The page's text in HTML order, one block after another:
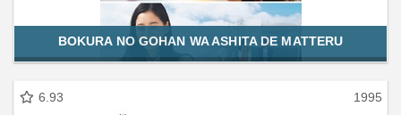
BOKURA NO GOHAN WA ASHITA DE MATTERU
6.93 1995